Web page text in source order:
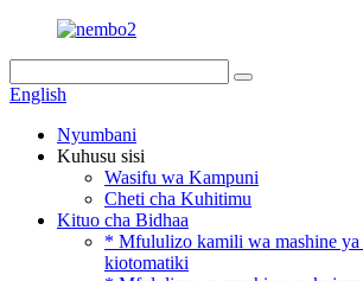
English
Nyumbani
Kuhusu sisi
Wasifu wa Kampuni
Cheti cha Kuhitimu
Kituo cha Bidhaa
* Mfululizo kamili wa mashine ya
kiotomatiki